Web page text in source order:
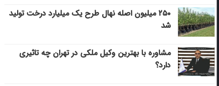
۲۵۰ میلیون اصله نهال طرح یک میلیارد درخت تولید
شد
مشاوره با بهترین وکیل ملکی در تهران چه تاثیری
دارد؟